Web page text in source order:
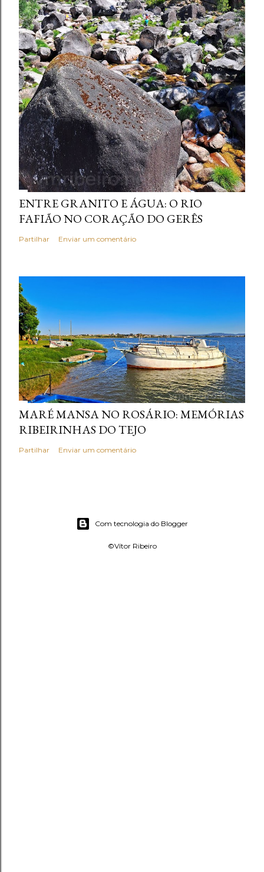
ENTRE GRANITO E ÁGUA: O RIO
FAFIÃO NO CORAÇÃO DO GERÊS
Partilhar Enviar um comentário
MARÉ MANSA NO ROSÁRIO: MEMÓRIAS
RIBEIRINHAS DO TEJO
Partilhar Enviar um comentário
Com tecnologia do Blogger
©Vítor Ribeiro